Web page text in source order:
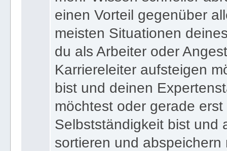
einen Vorteil gegenüber
meisten Situationen
du als Arbeiter oder
Karriereleiter aufsteigen
bist und deinen
möchtest oder gerade
Selbstständigkeit bist und
sortieren und